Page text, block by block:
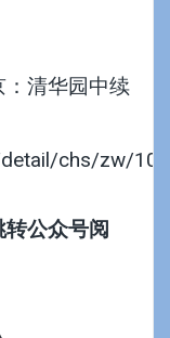
清华园中续
chs/zw/
公众号阅